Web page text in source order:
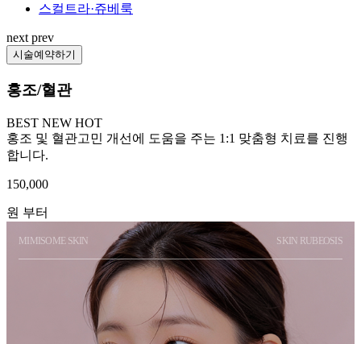
스컬트라·쥬베룩
next prev
시술예약하기
홍조/혈관
BEST NEW HOT
홍조 및 혈관고민 개선에 도움을 주는 1:1 맞춤형 치료를 진행
합니다.
150,000
원 부터
MIMISOME SKIN SKIN RUBEOSIS